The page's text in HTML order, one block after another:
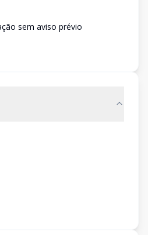
sem aviso prévio